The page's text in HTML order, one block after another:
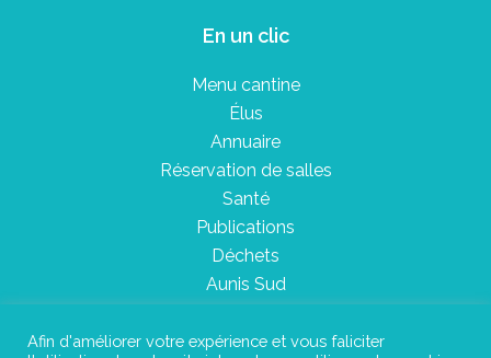
En un clic
Menu cantine
Élus
Annuaire
Réservation de salles
Santé
Publications
Déchets
Aunis Sud
Afin d'améliorer votre expérience et vous faliciter